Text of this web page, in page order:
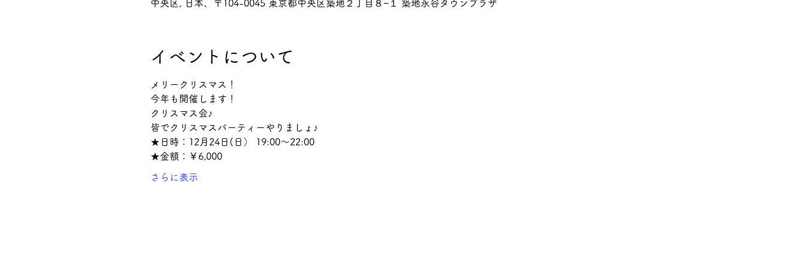
中央区, 日本、〒104-0045 東京都中央区築地２丁目８−１ 築地永谷タウンプラザ
イベントについて
メリークリスマス！
今年も開催します！
クリスマス会♪
皆でクリスマスパーティーやりましょ♪
★日時：12月24日(日） 19:00～22:00
★金額：￥6,000
さらに表示